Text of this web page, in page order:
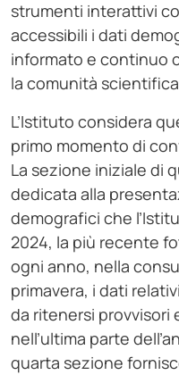
strumenti interattivi
accessibili i dati
informato e continuo
la comunità
L’Istituto considera
primo momento di
La sezione iniziale di
dedicata alla
demografici che
2024, la più recente
ogni anno, nella
primavera, i dati
da ritenersi provvisori
nell’ultima parte
quarta sezione